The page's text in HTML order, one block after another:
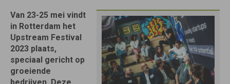
Van 23-25 mei vindt
in Rotterdam het
Upstream Festival
2023 plaats,
speciaal gericht op
groeiende